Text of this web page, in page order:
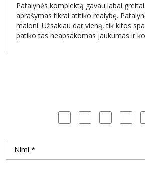
Patalynės komplektą gavau labai
aprašymas tikrai atitiko realybę.
maloni. Užsakiau dar vieną, tik kitos
patiko tas neapsakomas jaukumas ir